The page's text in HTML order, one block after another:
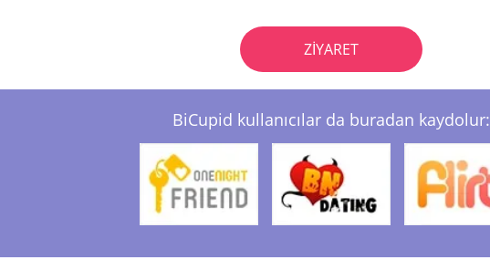
ZIYARET
BiCupid kullanıcılar da buradan kaydolur: